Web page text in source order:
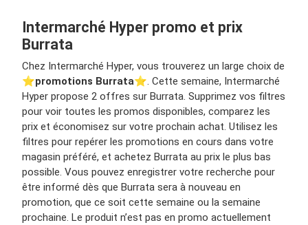
Intermarché Hyper promo et prix
Burrata
Chez Intermarché Hyper, vous trouverez un large choix de
⭐️promotions Burrata⭐️. Cette semaine, Intermarché
Hyper propose 2 offres sur Burrata. Supprimez vos filtres
pour voir toutes les promos disponibles, comparez les
prix et économisez sur votre prochain achat. Utilisez les
filtres pour repérer les promotions en cours dans votre
magasin préféré, et achetez Burrata au prix le plus bas
possible. Vous pouvez enregistrer votre recherche pour
être informé dès que Burrata sera à nouveau en
promotion, que ce soit cette semaine ou la semaine
prochaine. Le produit n’est pas en promo actuellement